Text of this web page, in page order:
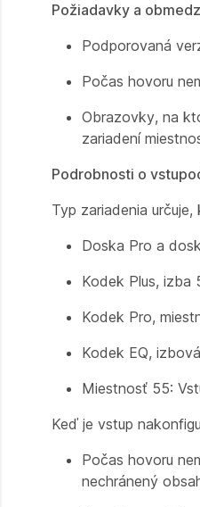
Požiadavky a
Podporovaná
Počas hovoru
Obrazovky, na
zariadení
Podrobnosti o
Typ zariadenia
Doska Pro a
Kodek Plus,
Kodek Pro,
Kodek EQ,
Miestnosť 55:
Keď je vstup
Počas hovoru
nechránený